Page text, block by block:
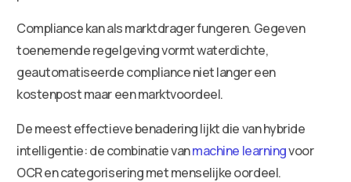
Compliance kan als marktdrager fungeren. Gegeven
toenemende regelgeving vormt waterdichte,
geautomatiseerde compliance niet langer een
kostenpost maar een marktvoordeel.
De meest effectieve benadering lijkt die van hybride
intelligentie: de combinatie vanmachine learningvoor
OCR en categorisering met menselijke oordeel.